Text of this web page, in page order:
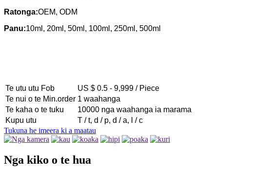
Ratonga:OEM, ODM
Panu:10ml, 20ml, 50ml, 100ml, 250ml, 500ml
Te utu utu Fob
US $ 0.5 - 9,999 / Piece
Te nui o te Min.order 1 waahanga
Te kaha o te tuku
10000 nga waahanga ia marama
Kupu utu
T / t, d / p, d / a, l / c
Tukuna he imeera ki a maatau
Nga kiko o te hua